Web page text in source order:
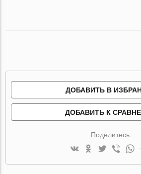
ДОБАВИТЬ В
ДОБАВИТЬ К
Поделитесь: